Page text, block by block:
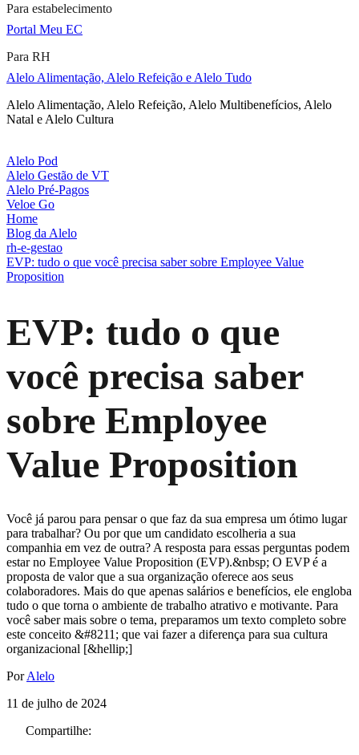
Para estabelecimento
Portal Meu EC
Para RH
Alelo Alimentação, Alelo Refeição e Alelo Tudo
Alelo Alimentação, Alelo Refeição, Alelo Multibenefícios, Alelo
Natal e Alelo Cultura
Alelo Pod
Alelo Gestão de VT
Alelo Pré-Pagos
Veloe Go
Home
Blog da Alelo
rh-e-gestao
EVP: tudo o que você precisa saber sobre Employee Value
Proposition
EVP: tudo o que
você precisa saber
sobre Employee
Value Proposition
Você já parou para pensar o que faz da sua empresa um ótimo lugar
para trabalhar? Ou por que um candidato escolheria a sua
companhia em vez de outra? A resposta para essas perguntas podem
estar no Employee Value Proposition (EVP).&nbsp; O EVP é a
proposta de valor que a sua organização oferece aos seus
colaboradores. Mais do que apenas salários e benefícios, ele engloba
tudo o que torna o ambiente de trabalho atrativo e motivante. Para
você saber mais sobre o tema, preparamos um texto completo sobre
este conceito &#8211; que vai fazer a diferença para sua cultura
organizacional [&hellip;]
PorAlelo
11 de julho de 2024
Compartilhe: